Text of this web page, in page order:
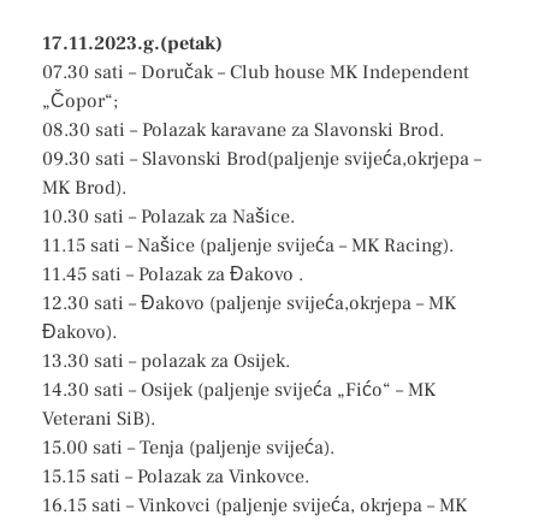
17.11.2023.g.(petak)
07.30 sati – Doručak – Club house MK Independent
„Čopor“;
08.30 sati – Polazak karavane za Slavonski Brod.
09.30 sati – Slavonski Brod(paljenje svijeća,okrjepa –
MK Brod).
10.30 sati – Polazak za Našice.
11.15 sati – Našice (paljenje svijeća – MK Racing).
11.45 sati – Polazak za Đakovo .
12.30 sati – Đakovo (paljenje svijeća,okrjepa – MK
Đakovo).
13.30 sati – polazak za Osijek.
14.30 sati – Osijek (paljenje svijeća „Fićo“ – MK
Veterani SiB).
15.00 sati – Tenja (paljenje svijeća).
15.15 sati – Polazak za Vinkovce.
16.15 sati – Vinkovci (paljenje svijeća, okrjepa – MK